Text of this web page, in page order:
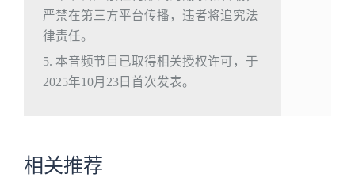
严禁在第三方平台传播，违者将追究法
律责任。
5. 本音频节目已取得相关授权许可，于
2025年10月23日首次发表。
相关推荐